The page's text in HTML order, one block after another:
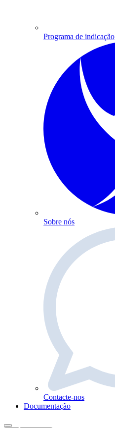
Programa de indicação
Sobre nós
Contacte-nos
Documentação